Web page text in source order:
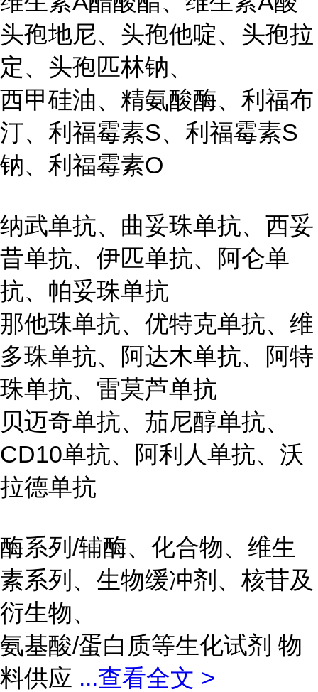
头孢地尼、头孢他啶、头孢拉
定、头孢匹林钠、
西甲硅油、精氨酸酶、利福布
汀、利福霉素S、利福霉素S
钠、利福霉素O
纳武单抗、曲妥珠单抗、西妥
昔单抗、伊匹单抗、阿仑单
抗、帕妥珠单抗
那他珠单抗、优特克单抗、维
多珠单抗、阿达木单抗、阿特
珠单抗、雷莫芦单抗
贝迈奇单抗、茄尼醇单抗、
CD10单抗、阿利人单抗、沃
拉德单抗
酶系列/辅酶、化合物、维生
素系列、生物缓冲剂、核苷及
衍生物、
氨基酸/蛋白质等生化试剂 物
料供应 ...查看全文 >